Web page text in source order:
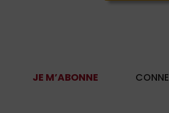
JE M’ABONNE